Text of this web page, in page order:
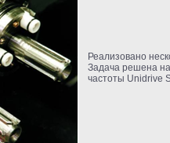
Реализовано
Задача решена
частоты Unidrive